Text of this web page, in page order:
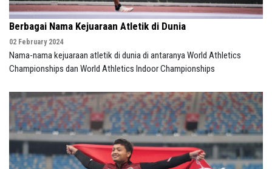
Berbagai Nama Kejuaraan Atletik di Dunia
02 February 2024
Nama-nama kejuaraan atletik di dunia di antaranya World Athletics
Championships dan World Athletics Indoor Championships